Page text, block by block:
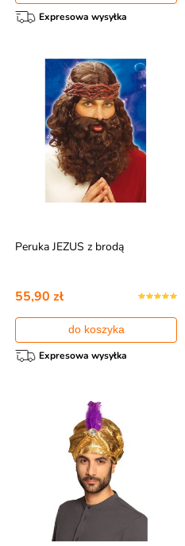
Expresowa wysyłka
Peruka JEZUS z brodą
55,90 zł
do koszyka
Expresowa wysyłka